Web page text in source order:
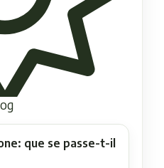
que se passe-t-il